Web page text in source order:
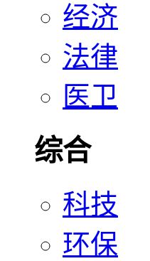
经济
法律
医卫
综合
科技
环保